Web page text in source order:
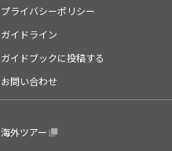
プライバシーポリシー
ガイドライン
ガイドブックに投稿する
お問い合わせ
海外ツアー